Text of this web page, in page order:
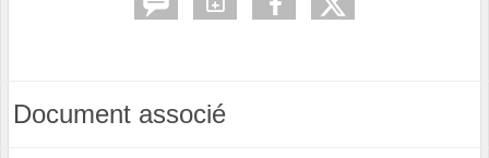
Document associé